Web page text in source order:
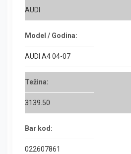
AUDI
Model / Godina:
AUDI A4 04-07
Težina:
3139.50
Bar kod:
022607861